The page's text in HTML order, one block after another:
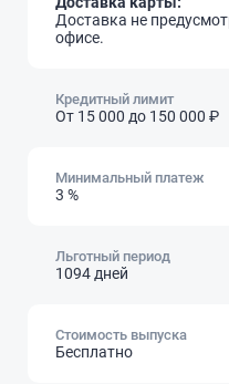
Доставка не
офисе.
Кредитный лимит
От 15 000 до 150 000 ₽
Минимальный платеж
3 %
Льготный период
1094 дней
Стоимость выпуска
Бесплатно